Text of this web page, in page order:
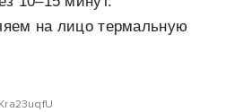
на лицо термальную